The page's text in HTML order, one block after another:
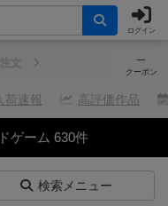
ログイン
─
クーポン
文
荷速報 高評価作品
ゲーム 630件
検索メニュー